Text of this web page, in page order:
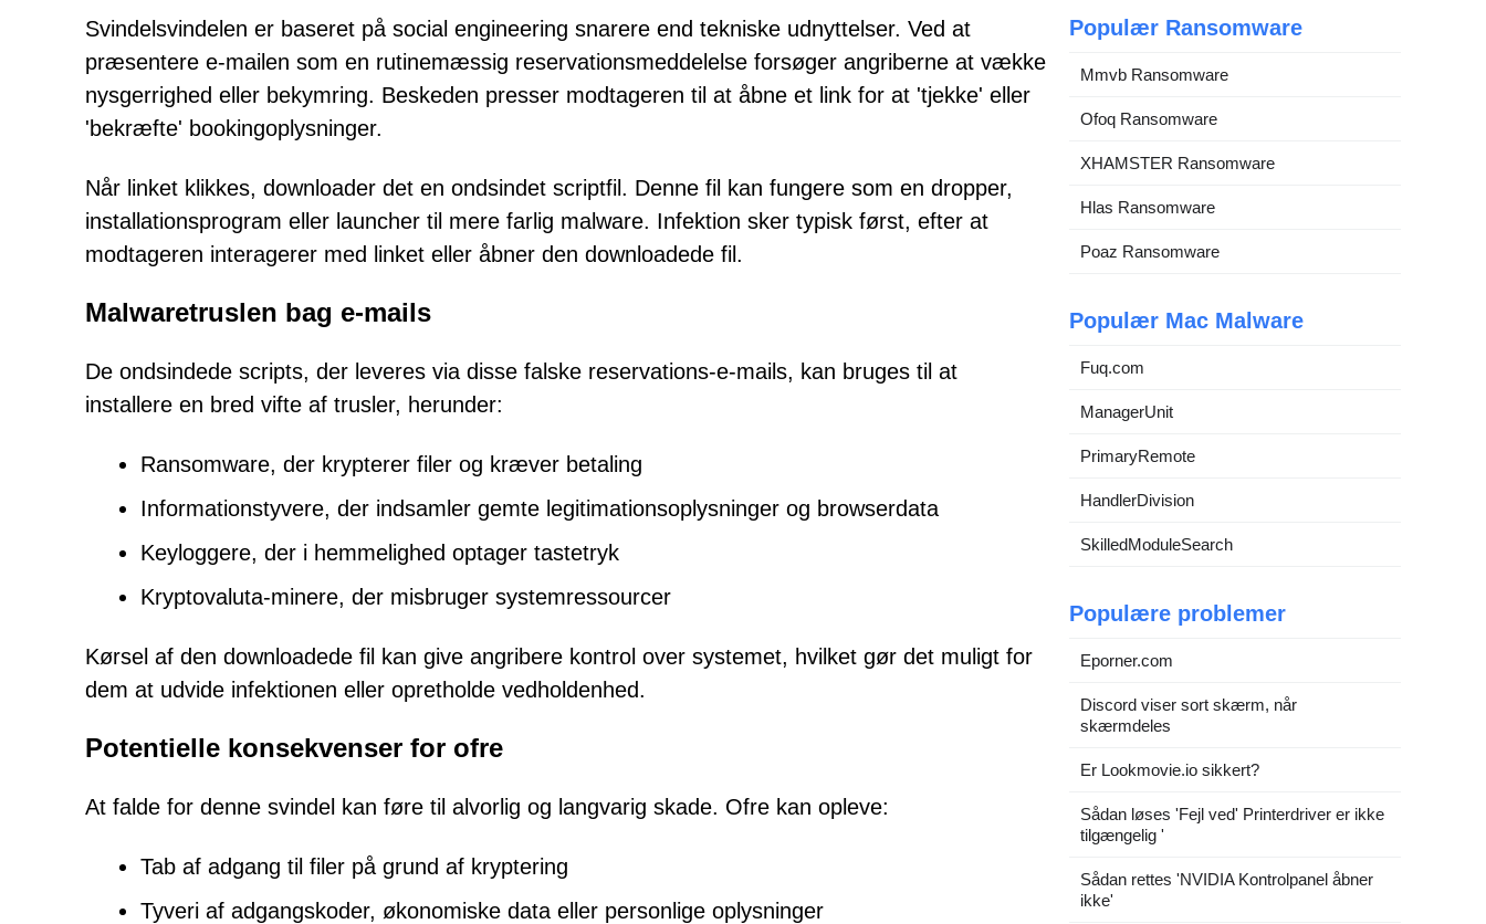
Svindelsvindelen er baseret på social engineering snarere end tekniske udnyttelser. Ved at
præsentere e-mailen som en rutinemæssig reservationsmeddelelse forsøger angriberne at vække
nysgerrighed eller bekymring. Beskeden presser modtageren til at åbne et link for at 'tjekke' eller
'bekræfte' bookingoplysninger.
Når linket klikkes, downloader det en ondsindet scriptfil. Denne fil kan fungere som en dropper,
installationsprogram eller launcher til mere farlig malware. Infektion sker typisk først, efter at
modtageren interagerer med linket eller åbner den downloadede fil.
Malwaretruslen bag e-mails
De ondsindede scripts, der leveres via disse falske reservations-e-mails, kan bruges til at
installere en bred vifte af trusler, herunder:
Ransomware, der krypterer filer og kræver betaling
Informationstyvere, der indsamler gemte legitimationsoplysninger og browserdata
Keyloggere, der i hemmelighed optager tastetryk
Kryptovaluta-minere, der misbruger systemressourcer
Kørsel af den downloadede fil kan give angribere kontrol over systemet, hvilket gør det muligt for
dem at udvide infektionen eller opretholde vedholdenhed.
Potentielle konsekvenser for ofre
At falde for denne svindel kan føre til alvorlig og langvarig skade. Ofre kan opleve:
Tab af adgang til filer på grund af kryptering
Tyveri af adgangskoder, økonomiske data eller personlige oplysninger
Populær Ransomware
Mmvb Ransomware
Ofoq Ransomware
XHAMSTER Ransomware
Hlas Ransomware
Poaz Ransomware
Populær Mac Malware
Fuq.com
ManagerUnit
PrimaryRemote
HandlerDivision
SkilledModuleSearch
Populære problemer
Eporner.com
Discord viser sort skærm, når
skærmdeles
Er Lookmovie.io sikkert?
Sådan løses 'Fejl ved' Printerdriver er ikke
tilgængelig '
Sådan rettes 'NVIDIA Kontrolpanel åbner
ikke'